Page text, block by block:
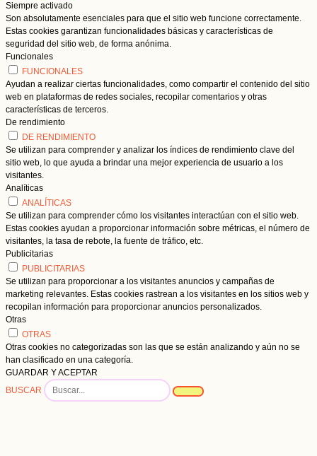
Siempre activado
Son absolutamente esenciales para que el sitio web funcione correctamente.
Estas cookies garantizan funcionalidades básicas y características de
seguridad del sitio web, de forma anónima.
Funcionales
FUNCIONALES
Ayudan a realizar ciertas funcionalidades, como compartir el contenido del sitio
web en plataformas de redes sociales, recopilar comentarios y otras
características de terceros.
De rendimiento
DE RENDIMIENTO
Se utilizan para comprender y analizar los índices de rendimiento clave del
sitio web, lo que ayuda a brindar una mejor experiencia de usuario a los
visitantes.
Analíticas
ANALÍTICAS
Se utilizan para comprender cómo los visitantes interactúan con el sitio web.
Estas cookies ayudan a proporcionar información sobre métricas, el número de
visitantes, la tasa de rebote, la fuente de tráfico, etc.
Publicitarias
PUBLICITARIAS
Se utilizan para proporcionar a los visitantes anuncios y campañas de
marketing relevantes. Estas cookies rastrean a los visitantes en los sitios web y
recopilan información para proporcionar anuncios personalizados.
Otras
OTRAS
Otras cookies no categorizadas son las que se están analizando y aún no se
han clasificado en una categoría.
GUARDAR Y ACEPTAR
BUSCAR